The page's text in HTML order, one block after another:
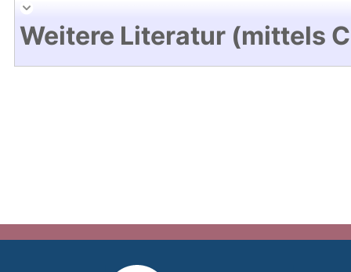
Weitere Literatur (mittels